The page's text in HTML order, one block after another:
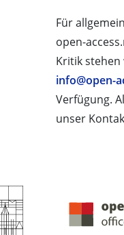
Für
open-
Kritik
info@open-
Verfügung.
unser